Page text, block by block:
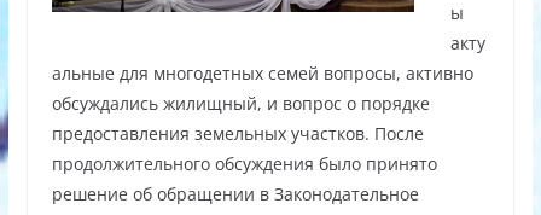
ы
акту
альные для многодетных семей вопросы, активно
обсуждались жилищный, и вопрос о порядке
предоставления земельных участков. После
продолжительного обсуждения было принято
решение об обращении в Законодательное